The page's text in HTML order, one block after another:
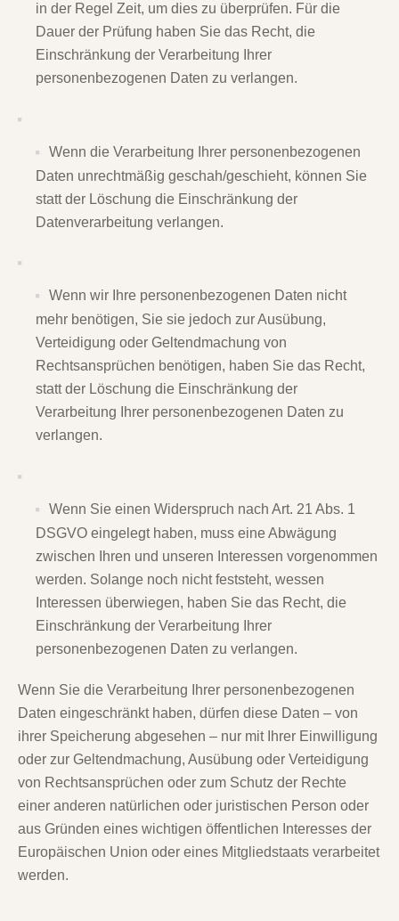
in der Regel Zeit, um dies zu überprüfen. Für die
Dauer der Prüfung haben Sie das Recht, die
Einschränkung der Verarbeitung Ihrer
personenbezogenen Daten zu verlangen.
Wenn die Verarbeitung Ihrer personenbezogenen
Daten unrechtmäßig geschah/geschieht, können Sie
statt der Löschung die Einschränkung der
Datenverarbeitung verlangen.
Wenn wir Ihre personenbezogenen Daten nicht
mehr benötigen, Sie sie jedoch zur Ausübung,
Verteidigung oder Geltendmachung von
Rechtsansprüchen benötigen, haben Sie das Recht,
statt der Löschung die Einschränkung der
Verarbeitung Ihrer personenbezogenen Daten zu
verlangen.
Wenn Sie einen Widerspruch nach Art. 21 Abs. 1
DSGVO eingelegt haben, muss eine Abwägung
zwischen Ihren und unseren Interessen vorgenommen
werden. Solange noch nicht feststeht, wessen
Interessen überwiegen, haben Sie das Recht, die
Einschränkung der Verarbeitung Ihrer
personenbezogenen Daten zu verlangen.
Wenn Sie die Verarbeitung Ihrer personenbezogenen
Daten eingeschränkt haben, dürfen diese Daten – von
ihrer Speicherung abgesehen – nur mit Ihrer Einwilligung
oder zur Geltendmachung, Ausübung oder Verteidigung
von Rechtsansprüchen oder zum Schutz der Rechte
einer anderen natürlichen oder juristischen Person oder
aus Gründen eines wichtigen öffentlichen Interesses der
Europäischen Union oder eines Mitgliedstaats verarbeitet
werden.